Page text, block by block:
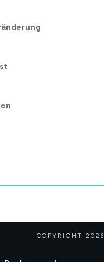
COPYRIGHT 2026